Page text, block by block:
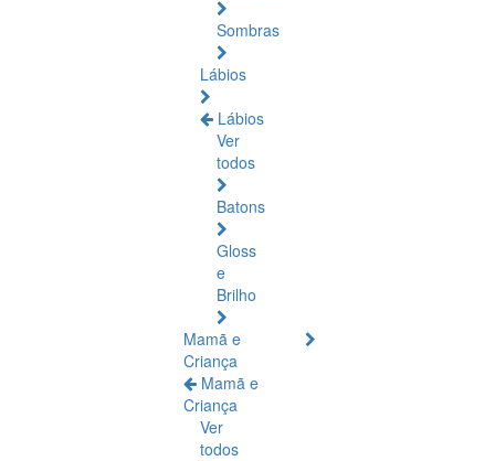
Sombras
Lábios
Lábios
Ver
todos
Batons
Gloss
e
Brilho
Mamã e
Criança
Mamã e
Criança
Ver
todos